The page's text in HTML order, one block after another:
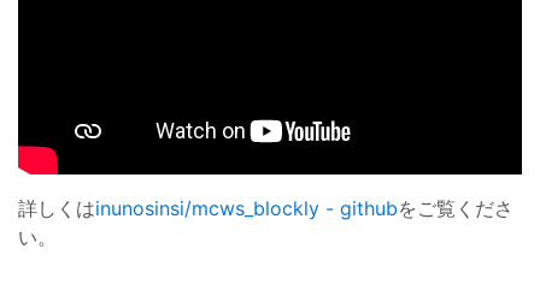
詳しくはinunosinsi/mcws_blockly - githubをご覧くださ
い。